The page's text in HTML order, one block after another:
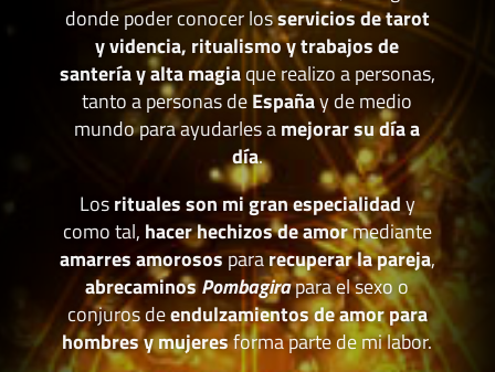
donde poder conocer losservicios de tarot
y videncia, ritualismo y trabajos de
santería y alta magiaque realizo a personas,
tanto a personas deEspañay de medio
mundo para ayudarles amejorar su día a
día.
Losrituales son mi gran especialidady
como tal, hacer hechizos de amormediante
amarres amorosospararecuperar la pareja,
abrecaminosPombagirapara el sexo o
conjuros deendulzamientos de amor para
hombres y mujeresforma parte de mi labor.